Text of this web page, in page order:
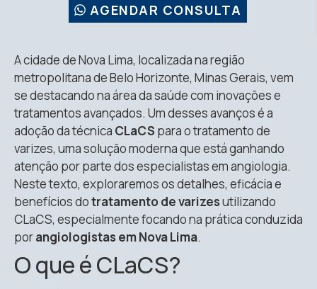
AGENDAR CONSULTA
A cidade de Nova Lima, localizada na região
metropolitana de Belo Horizonte, Minas Gerais, vem
se destacando na área da saúde com inovações e
tratamentos avançados. Um desses avanços é a
adoção da técnica CLaCS para o tratamento de
varizes, uma solução moderna que está ganhando
atenção por parte dos especialistas em angiologia.
Neste texto, exploraremos os detalhes, eficácia e
benefícios dotratamento de varizesutilizando
CLaCS, especialmente focando na prática conduzida
porangiologistas em Nova Lima.
O que é CLaCS?